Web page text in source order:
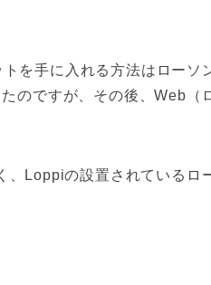
を手に入れる方法はローソ
のですが、その後、Web（
Loppiの設置されているロ